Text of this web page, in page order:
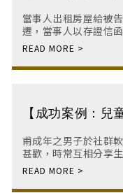
當事人出租房屋給被
遷，當事人以存證信
理，當事人不得已僅
【成功案例：兒
橋律師
甫成年之男子於社群
甚歡，時常互相分享
係。二人交往期間以
但男子卻在裸聊過程